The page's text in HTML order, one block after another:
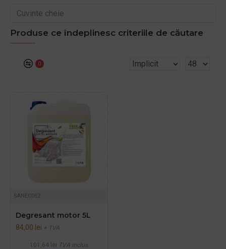
Produse ce îndeplinesc criteriile de căutare
0
SANEC052
Degresant motor 5L
84,00 lei + TVA
101,64 lei TVA inclus